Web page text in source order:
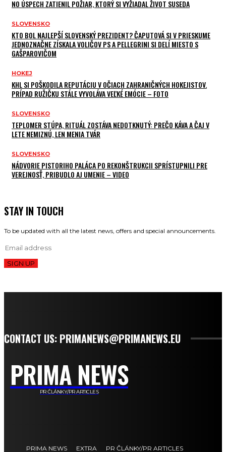
NO ÚSPECH ZATIENIL POŽIAR, KTORÝ SI VYŽIADAL ŽIVOT SUSEDA
SLOVENSKO
KTO BOL NAJLEPŠÍ SLOVENSKÝ PREZIDENT? ČAPUTOVÁ SI V PRIESKUME
JEDNOZNAČNE ZÍSKALA VOLIČOV PS A PELLEGRINI SI DELÍ MIESTO S
GAŠPAROVIČOM
HOKEJ
KHL SI POŠKODILA REPUTÁCIU V OČIACH ZAHRANIČNÝCH HOKEJISTOV.
PRÍPAD RUŽIČKU STÁLE VYVOLÁVA VEĽKÉ EMÓCIE – FOTO
SLOVENSKO
TEPLOMER STÚPA, RITUÁL ZOSTÁVA NEDOTKNUTÝ: PREČO KÁVA A ČAJ V
LETE NEMIZNÚ, LEN MENIA TVÁR
SLOVENSKO
NÁDVORIE PISTORIHO PALÁCA PO REKONŠTRUKCII SPRÍSTUPNILI PRE
VEREJNOSŤ, PRIBUDLO AJ UMENIE – VIDEO
STAY IN TOUCH
To be updated with all the latest news, offers and special announcements.
SIGN UP
CONTACT US: PRIMANEWS@PRIMANEWS.EU
PRIMA NEWS
PR ČLÁNKY/PR ARTICLES
PRIMA NEWS EXTRA PR ČLÁNKY/PR ARTICLES